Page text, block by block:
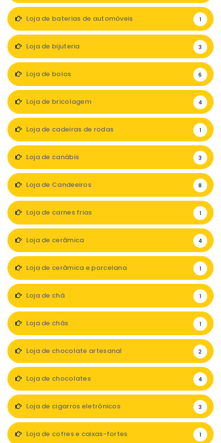
Loja de baterias de automóveis 1
Loja de bijuteria 3
Loja de bolos 6
Loja de bricolagem 4
Loja de cadeiras de rodas 1
Loja de canábis 3
Loja de Candeeiros 8
Loja de carnes frias 1
Loja de cerâmica 4
Loja de cerâmica e porcelana 1
Loja de chá 1
Loja de chás 1
Loja de chocolate artesanal 2
Loja de chocolates 4
Loja de cigarros eletrónicos 3
Loja de cofres e caixas-fortes 1